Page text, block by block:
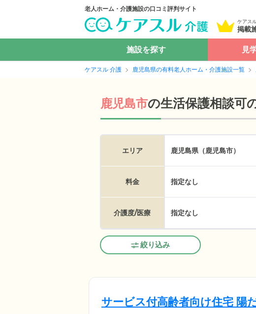
老人ホーム・介護施設の口コミ評判サイト
ケアス
掲載
施設を探す 見
ケアスル 介護 鹿児島県の有料老人ホーム・介護施設一覧
鹿児島市の生活保護相談可
エリア 鹿児島県（鹿児島市）
料金 指定なし
介護度/医療 指定なし
絞り込み
サービス付高齢者向け住宅 陽